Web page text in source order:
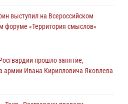
за прошедший месяц
охраны Росгвардии за
выступил на Всероссийском
форуме «Территория смыслов»
прошло занятие,
армии Ивана Кирилловича Яковлева